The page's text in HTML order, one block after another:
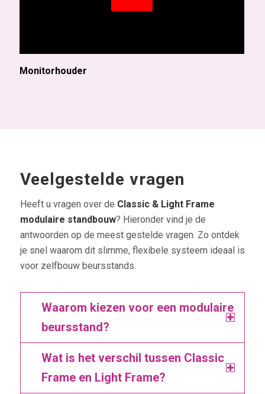
Monitorhouder
Veelgestelde vragen
Heeft u vragen over de Classic & Light Frame
modulaire standbouw? Hieronder vind je de
antwoorden op de meest gestelde vragen. Zo ontdek
je snel waarom dit slimme, flexibele systeem ideaal is
voor zelfbouw beursstands.
Waarom kiezen voor een modulaire
beursstand?
Wat is het verschil tussen Classic
Frame en Light Frame?